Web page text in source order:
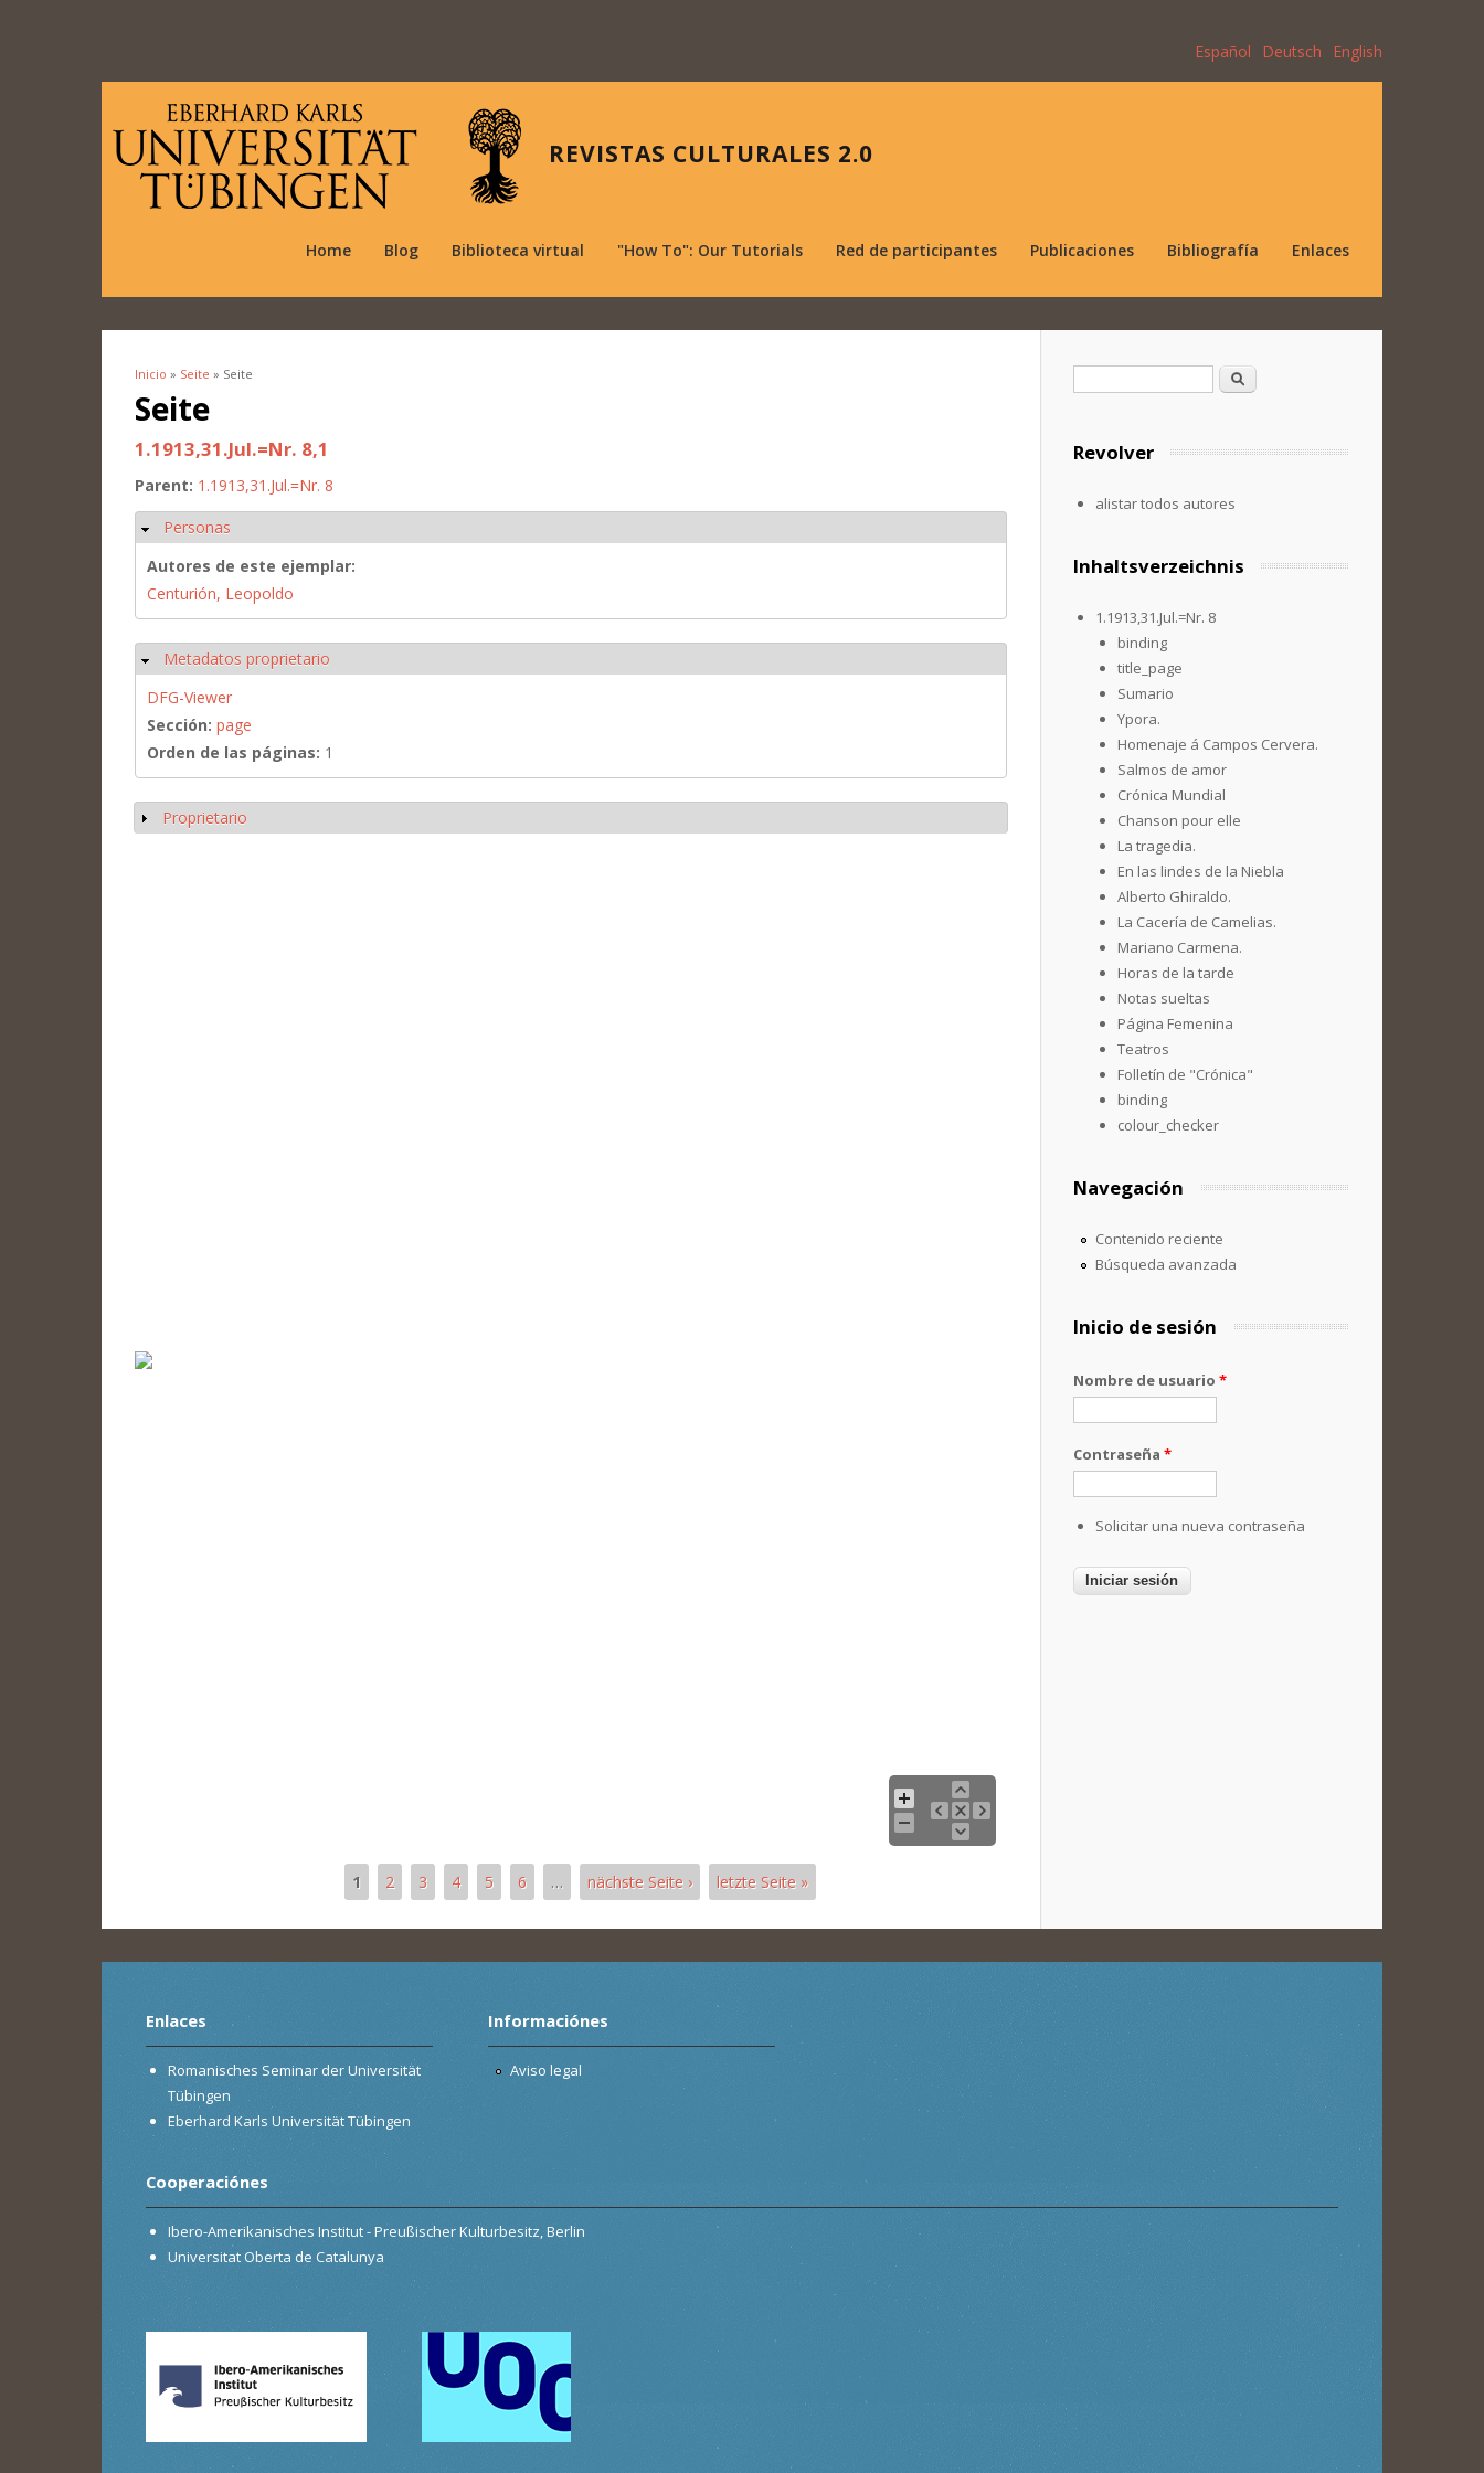
Español Deutsch English
REVISTAS CULTURALES 2.0
Home Blog Biblioteca virtual "How To": Our Tutorials Red de participantes Publicaciones Bibliografía Enlaces
Se encuentra usted aquí
Inicio » Seite » Seite
Seite
1.1913,31.Jul.=Nr. 8,1
Parent: 1.1913,31.Jul.=Nr. 8
Ocultar
Personas
Autores de este ejemplar:
Centurión, Leopoldo
Ocultar
Metadatos proprietario
DFG-Viewer
Sección: page
Orden de las páginas: 1
Mostrar
Proprietario
1 2 3 4 5 6 … nächste Seite › letzte Seite »
Formulario de búsqueda
Buscar
Revolver
alistar todos autores
Inhaltsverzeichnis
1.1913,31.Jul.=Nr. 8
binding
title_page
Sumario
Ypora.
Homenaje á Campos Cervera.
Salmos de amor
Crónica Mundial
Chanson pour elle
La tragedia.
En las lindes de la Niebla
Alberto Ghiraldo.
La Cacería de Camelias.
Mariano Carmena.
Horas de la tarde
Notas sueltas
Página Femenina
Teatros
Folletín de "Crónica"
binding
colour_checker
Navegación
Contenido reciente
Búsqueda avanzada
Inicio de sesión
Nombre de usuario *
Contraseña *
Solicitar una nueva contraseña
Enlaces
Romanisches Seminar der Universität
Tübingen
Eberhard Karls Universität Tübingen
Informaciónes
Aviso legal
Cooperaciónes
Ibero-Amerikanisches Institut - Preußischer Kulturbesitz, Berlin
Universitat Oberta de Catalunya